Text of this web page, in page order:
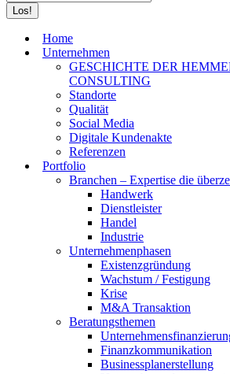
Home
Unternehmen
GESCHICHTE DER
CONSULTING
Standorte
Qualität
Social Media
Digitale Kundenakte
Referenzen
Portfolio
Branchen – Expertise die
Handwerk
Dienstleister
Handel
Industrie
Unternehmenphasen
Existenzgründung
Wachstum / Festigung
Krise
M&A Transaktion
Beratungsthemen
Finanzkommunikation
Businessplanerstellung